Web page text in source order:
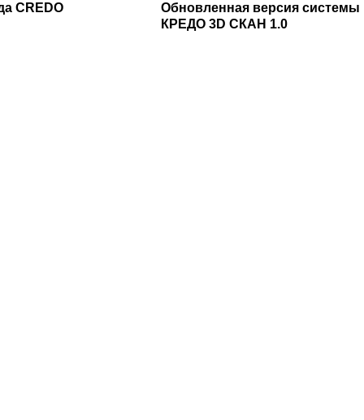
CREDO
Обновленная версия системы
КРЕДО 3D СКАН 1.0